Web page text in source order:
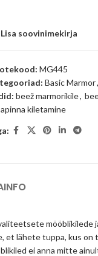
Lisa soovinimekirja
MG445
Basic Marmor,
beež marmorikile,
kiletamine
mööblikilede
lähete tuppa, kus on
ei anna mitte